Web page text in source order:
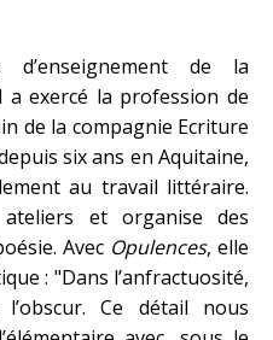
d’enseignement de la
exercé la profession de
de la compagnie Ecriture
six ans en Aquitaine,
au travail littéraire.
et organise des
Avec Opulences, elle
: "Dans l’anfractuosité,
Ce détail nous